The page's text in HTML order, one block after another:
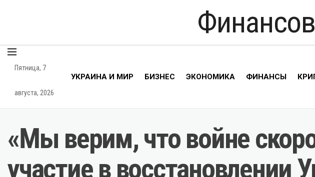
Пятница, 7
августа, 2026
УКРАИНА И МИР БИЗНЕС ЭКОНОМИКА ФИНАНСЫ
«Мы верим, что войне
участие в восстановлении